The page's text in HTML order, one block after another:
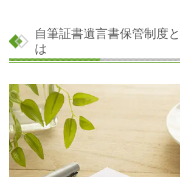
自筆証書遺言書保管制度と
は